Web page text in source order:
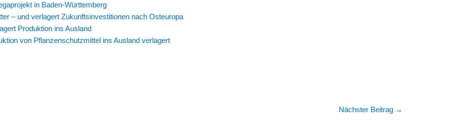
in Baden-Württemberg
– und verlagert Zukunftsinvestitionen nach Osteuropa
Produktion ins Ausland
von Pflanzenschutzmittel ins Ausland verlagert
Nächster Beitrag →